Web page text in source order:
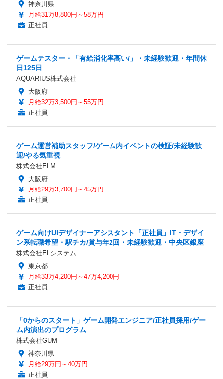
神奈川県
月給31万8,800円～58万円
正社員
ゲームテスター・「有給消化率高い/」・未経験歓迎・年間休
日125日
AQUARIUS株式会社
大阪府
月給32万3,500円～55万円
正社員
ゲーム運営補助スタッフ/ゲーム内イベントの検証/未経験歓
迎/やる気重視
株式会社ELM
大阪府
月給29万3,700円～45万円
正社員
ゲーム向けUIデザイナーアシスタント「正社員」IT・デザイ
ン系転職希望・駅チカ/賞与年2回・未経験歓迎・中央区銀座
株式会社ELシステム
東京都
月給33万4,200円～47万4,200円
正社員
「0からのスタート」ゲーム開発エンジニア/正社員採用/ゲー
ム内演出のプログラム
株式会社GUM
神奈川県
月給29万円～40万円
正社員